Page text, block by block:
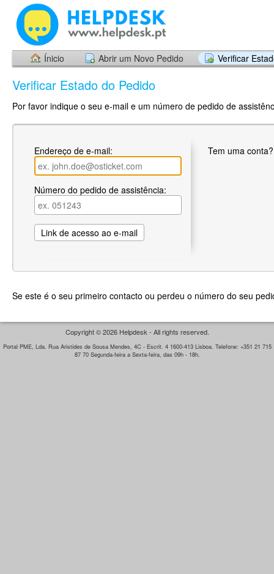
Ínicio Abrir um Novo Pedido Verificar
Verificar Estado do Pedido
Por favor indique o seu e-mail e um número de pedido de
Endereço de e-mail:
Número do pedido de assistência:
Tem uma
Se este é o seu primeiro contacto ou perdeu o número do seu
Copyright © 2026 Helpdesk - All rights reserved.
Portal PME, Lda. Rua Aristides de Sousa Mendes, 4C - Escrit. 4 1600-413 Lisboa. Telefone: +351 21 715
87 70 Segunda-feira a Sexta-feira, das 09h - 18h.